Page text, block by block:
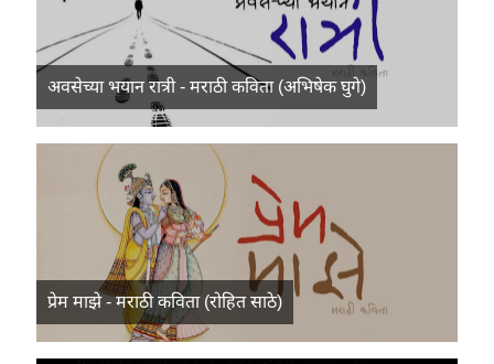
अवसेच्या भयान रात्री - मराठी कविता (अभिषेक घुगे)
प्रेम माझे - मराठी कविता (रोहित साठे)